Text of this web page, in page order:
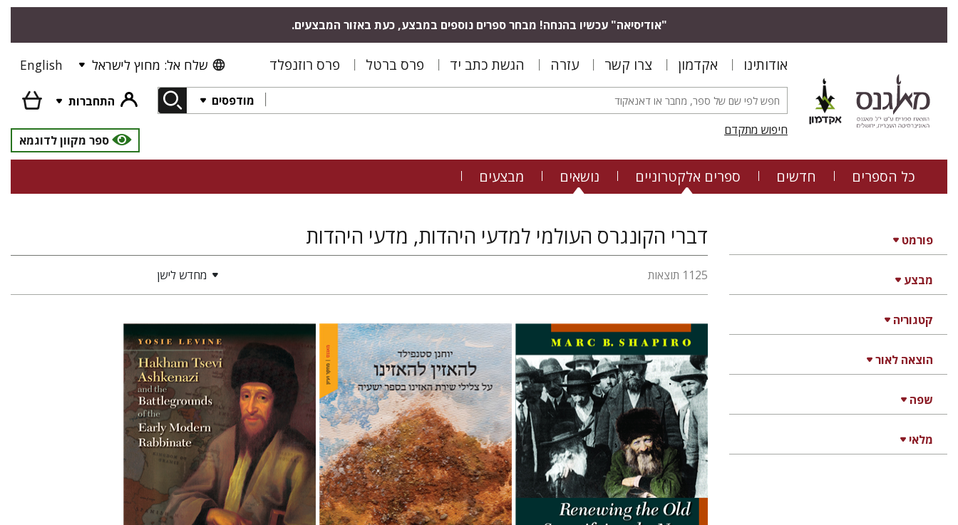
"אודיסיאה" עכשיו בהנחה! מבחר ספרים נוספים במבצע, כעת באזור המבצעים.
אודותינו אקדמון צרו קשר עזרה הגשת כתב יד פרס ברטל פרס רוזנפלד שלח אל: מחוץ לישראל English
מודפסים
התחברות
חיפוש מתקדם
ספר מקוון לדוגמא
כל הספרים חדשים ספרים אלקטרוניים נושאים מבצעים
פורמט
מבצע
קטגוריה
הוצאה לאור
שפה
מלאי
דברי הקונגרס העולמי למדעי היהדות, מדעי היהדות
1125 תוצאות מחדש לישן
מארק שפירו
יוחנן סטנפילד יוסי לוין